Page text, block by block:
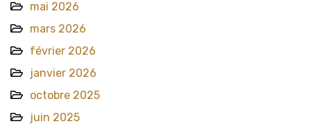
mai 2026
mars 2026
février 2026
janvier 2026
octobre 2025
juin 2025